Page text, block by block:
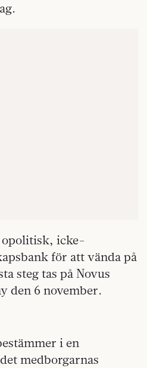
opolitisk, icke-
för att vända på
steg tas på Novus
den 6 november.
i en
medborgarnas